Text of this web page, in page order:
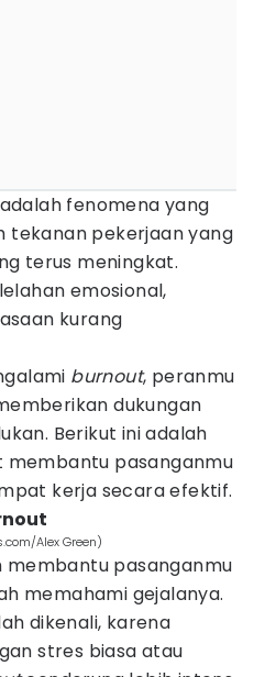
adalah fenomena yang
tekanan pekerjaan yang
terus meningkat.
emosional,
kurang
burnout, peranmu
dukungan
Berikut ini adalah
membantu pasanganmu
kerja secara efektif.
Alex Green)
pasanganmu
memahami gejalanya.
dikenali, karena
stres biasa atau